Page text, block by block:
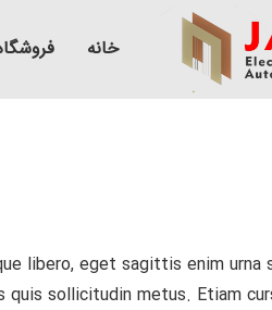
خانه
libero, eget sagittis enim urna
sollicitudin metus. Etiam